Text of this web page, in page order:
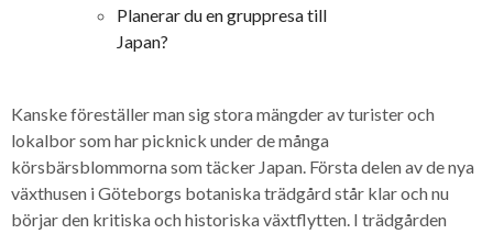
Planerar du en gruppresa till
Japan?
Kanske föreställer man sig stora mängder av turister och
lokalbor som har picknick under de många
körsbärsblommorna som täcker Japan. Första delen av de nya
växthusen i Göteborgs botaniska trädgård står klar och nu
börjar den kritiska och historiska växtflytten. I trädgården